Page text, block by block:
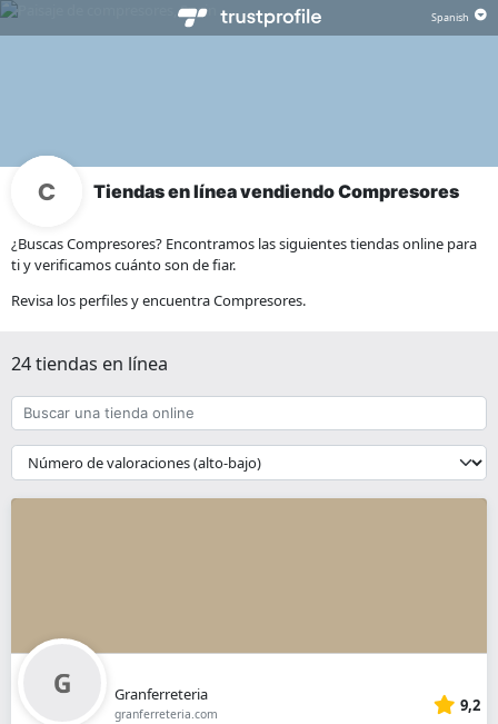
Tiendas en línea vendiendo Compresores
¿Buscas Compresores? Encontramos las siguientes tiendas online para
ti y verificamos cuánto son de fiar.
Revisa los perfiles y encuentra Compresores.
24 tiendas en línea
Buscar
una
tienda
online
{{
__('Sort')
}}
Granferreteria
granferreteria.com 9,2